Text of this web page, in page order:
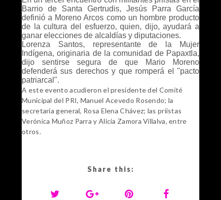
Barrio de Santa Gertrudis, Jesús Parra García
definió a Moreno Arcos como un hombre producto
de la cultura del esfuerzo, quien, dijo, ayudará a
ganar elecciones de alcaldías y diputaciones.
Lorenza Santos, representante de la Mujer
Indígena, originaria de la comunidad de Papaxtla,
dijo sentirse segura de que Mario Moreno
defenderá sus derechos y que romperá el "pacto
patriarcal".
A este evento acudieron el presidente del Comité
Municipal del PRI, Manuel Acevedo Rosendo; la
secretaria general, Rosa Elena Chávez; las priistas
Verónica Muñoz Parra y Alicia Zamora Villalva, entre
otros.
Share this: